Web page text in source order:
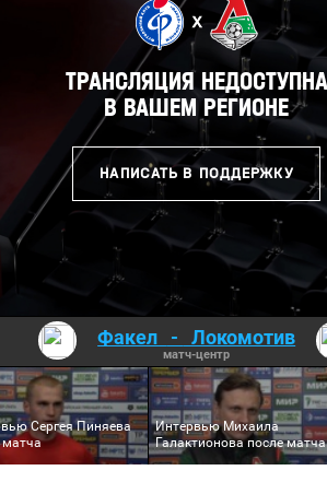
Факел - Локомотив
матч-центр
Сергея Пиняева
матча
Интервью Михаила
Галактионова после матча